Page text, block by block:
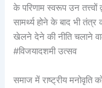
के परिणाम स्वरूप उन
सामर्थ्य होने के बाद भी
खेलने देने की नीति चलाने
#विजयादशमी उत्सव
समाज में राष्ट्रीय मनोवृति